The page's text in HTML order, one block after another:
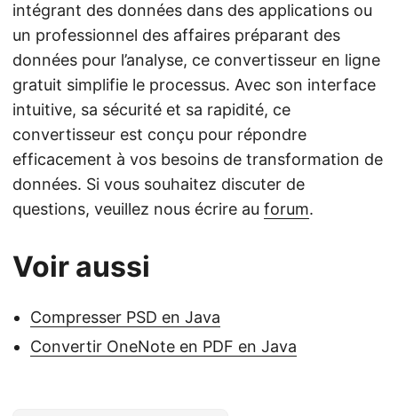
intégrant des données dans des applications ou
un professionnel des affaires préparant des
données pour l’analyse, ce convertisseur en ligne
gratuit simplifie le processus. Avec son interface
intuitive, sa sécurité et sa rapidité, ce
convertisseur est conçu pour répondre
efficacement à vos besoins de transformation de
données. Si vous souhaitez discuter de
questions, veuillez nous écrire au forum.
Voir aussi
Compresser PSD en Java
Convertir OneNote en PDF en Java